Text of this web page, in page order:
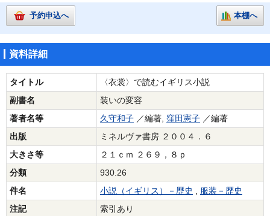
予約申込へ 本棚へ
資料詳細
タイトル
〈衣裳〉で読むイギリス小説
副書名
装いの変容
著者名等
久守和子 ／編著, 窪田憲子 ／編著
出版
ミネルヴァ書房 ２００４．６
大きさ等
２１ｃｍ ２６９，８ｐ
分類
930.26
件名
小説（イギリス）－歴史 , 服装－歴史
注記
索引あり